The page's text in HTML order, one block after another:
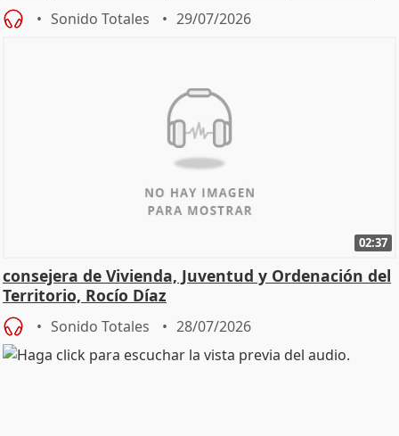
Sonido Totales 29/07/2026
02:37
consejera de Vivienda, Juventud y Ordenación del
Territorio, Rocío Díaz
Sonido Totales 28/07/2026